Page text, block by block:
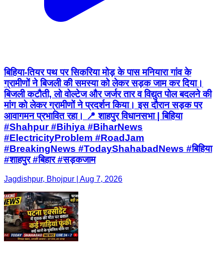
बिहिया-तियर पथ पर सिकरिया मोड़ के पास मनियारा गांव के
ग्रामीणों ने बिजली की समस्या को लेकर सड़क जाम कर दिया।
बिजली कटौती, लो वोल्टेज और जर्जर तार व विद्युत पोल बदलने की
मांग को लेकर ग्रामीणों ने प्रदर्शन किया। इस दौरान सड़क पर
आवागमन प्रभावित रहा। 📍 शाहपुर विधानसभा | बिहिया
#Shahpur #Bihiya #BiharNews
#ElectricityProblem #RoadJam
#BreakingNews #TodayShahabadNews #बिहिया
#शाहपुर #बिहार #सड़कजाम
Jagdishpur, Bhojpur | Aug 7, 2026